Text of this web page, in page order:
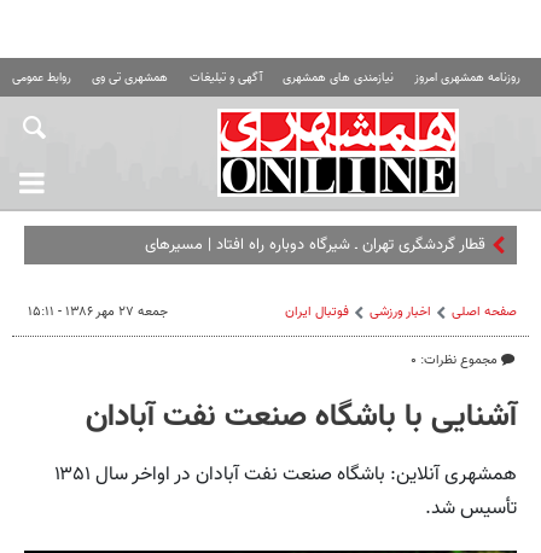
روزنامه همشهری امروز نیازمندی های همشهری آگهی و تبلیغات همشهری تی وی روابط عمومی
قطار گردشگری تهران ـ شیرگاه دوباره راه افتاد | مسیرهایی که مقصد هم
صفحه اصلی اخبار ورزشی فوتبال ايران
مجموع نظرات: ۰
جمعه ۲۷ مهر ۱۳۸۶ - ۱۵:۱۱
آشنایی با باشگاه صنعت نفت آبادان
همشهری آنلاین: باشگاه صنعت نفت آبادان در اواخر سال ۱۳۵۱
تأسیس شد.